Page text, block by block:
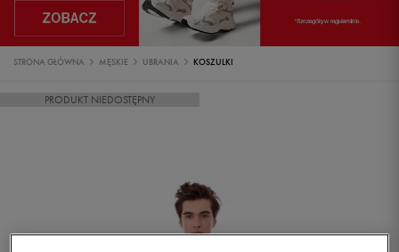
STRONA GŁÓWNA MĘSKIE UBRANIA KOSZULKI
PRODUKT NIEDOSTĘPNY